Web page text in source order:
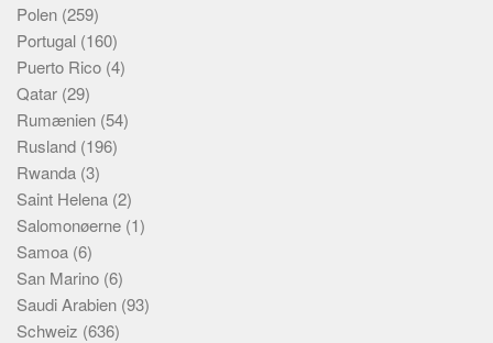
Polen (259)
Portugal (160)
Puerto Rico (4)
Qatar (29)
Rumænien (54)
Rusland (196)
Rwanda (3)
Saint Helena (2)
Salomonøerne (1)
Samoa (6)
San Marino (6)
Saudi Arabien (93)
Schweiz (636)